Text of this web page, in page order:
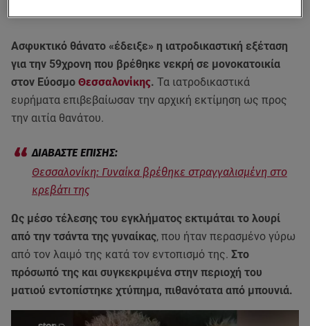
Ασφυκτικό θάνατο «έδειξε» η ιατροδικαστική εξέταση
για την 59χρονη που βρέθηκε νεκρή σε μονοκατοικία
στον Εύοσμο Θεσσαλονίκης. Τα ιατροδικαστικά
ευρήματα επιβεβαίωσαν την αρχική εκτίμηση ως προς
την αιτία θανάτου.
Θεσσαλονίκη: Γυναίκα βρέθηκε στραγγαλισμένη στο
κρεβάτι της
Ως μέσο τέλεσης του εγκλήματος εκτιμάται το λουρί
από την τσάντα της γυναίκας, που ήταν περασμένο γύρω
από τον λαιμό της κατά τον εντοπισμό της. Στο
πρόσωπό της και συγκεκριμένα στην περιοχή του
ματιού εντοπίστηκε χτύπημα, πιθανότατα από μπουνιά.